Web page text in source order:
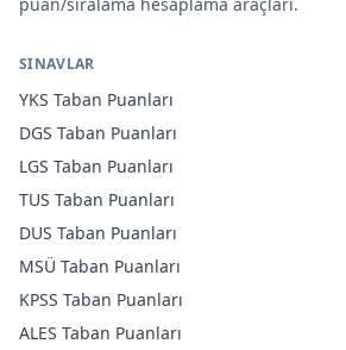
SINAVLAR
YKS Taban Puanları
DGS Taban Puanları
LGS Taban Puanları
TUS Taban Puanları
DUS Taban Puanları
MSÜ Taban Puanları
KPSS Taban Puanları
ALES Taban Puanları